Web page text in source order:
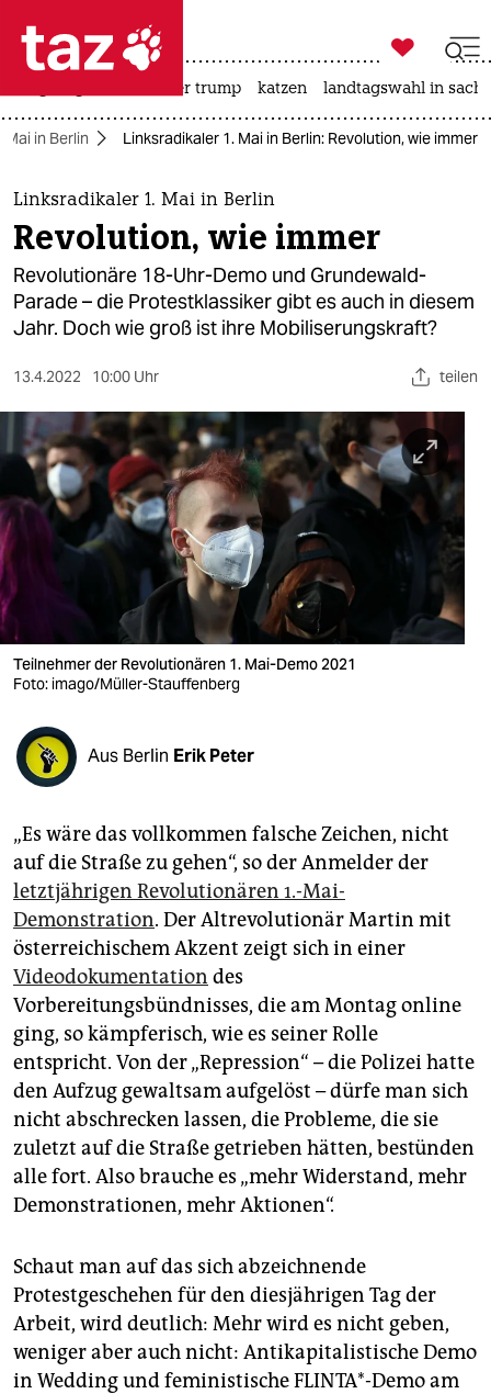
 taz zahl ich
taz zahl ich
themen
politik
öko
sport
berlin
nord
wahrheit
verlag
verlag
veranstaltungen
shop
unterstützen
abo
genossenschaft
epaper login

taz zahl ich
usa unter trump katzen landtagswahl in
Mai in Berlin Linksradikaler 1. Mai in Berlin: Revolution, wie immer
Linksradikaler 1. Mai in Berlin
Revolution, wie immer
Revolutionäre 18-Uhr-Demo und Grundewald-
Parade – die Protestklassiker gibt es auch in diesem
Jahr. Doch wie groß ist ihre Mobiliserungskraft?
13.4.2022 10:00 Uhr teilen
Teilnehmer der Revolutionären 1. Mai-Demo 2021
Foto: imago/Müller-Stauffenberg
Aus Berlin Erik Peter
„Es wäre das vollkommen falsche Zeichen, nicht
auf die Straße zu gehen“, so der Anmelder der
letztjährigen Revolutionären 1.-Mai-
Demonstration. Der Altrevolutionär Martin mit
österreichischem Akzent zeigt sich in einer
Videodokumentation des
Vorbereitungsbündnisses, die am Montag online
ging, so kämpferisch, wie es seiner Rolle
entspricht. Von der „Repression“ – die Polizei hatte
den Aufzug gewaltsam aufgelöst – dürfe man sich
nicht abschrecken lassen, die Probleme, die sie
zuletzt auf die Straße getrieben hätten, bestünden
alle fort. Also brauche es „mehr Widerstand, mehr
Demonstrationen, mehr Aktionen“.
Schaut man auf das sich abzeichnende
Protestgeschehen für den diesjährigen Tag der
Arbeit, wird deutlich: Mehr wird es nicht geben,
weniger aber auch nicht: Antikapitalistische Demo
in Wedding und feministische FLINTA*-Demo am